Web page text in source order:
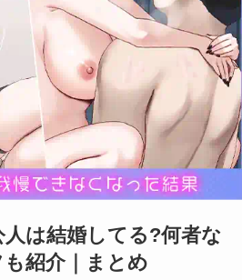
は結婚してる?何者な
紹介｜まとめ